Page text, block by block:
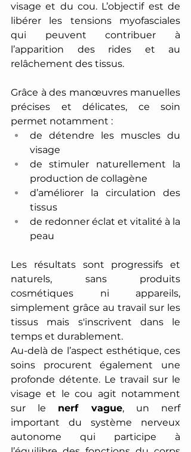
visage et du cou. L’objectif est de
libérer les tensions myofasciales
qui peuvent contribuer à
l’apparition des rides et au
relâchement des tissus.
Grâce à des manœuvres manuelles
précises et délicates, ce soin
permet notamment :
de détendre les muscles du
visage
de stimuler naturellement la
production de collagène
d’améliorer la circulation des
tissus
de redonner éclat et vitalité à la
peau
Les résultats sont progressifs et
naturels, sans produits
cosmétiques ni appareils,
simplement grâce au travail sur les
tissus mais s'inscrivent dans le
temps et durablement.
Au-delà de l’aspect esthétique, ces
soins procurent également une
profonde détente. Le travail sur le
visage et le cou agit notamment
sur le nerf vague, un nerf
important du système nerveux
autonome qui participe à